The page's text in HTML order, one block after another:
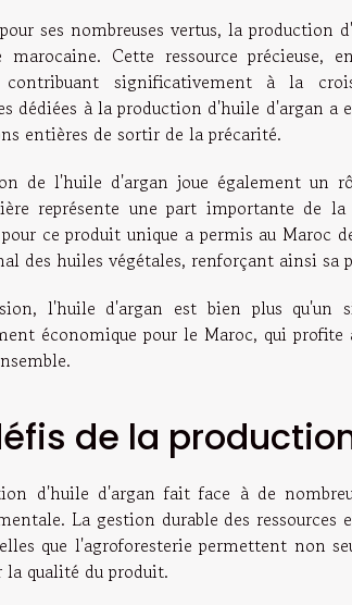
ses nombreuses vertus, la
marocaine. Cette ressource précieuse,
contribuant significativement à la
dédiées à la production d'huile d'argan
entières de sortir de la précarité.
de l'huile d'argan joue également un
représente une part importante de
ce produit unique a permis au Maroc
des huiles végétales, renforçant ainsi
l'huile d'argan est bien plus qu'un
économique pour le Maroc, qui
de la
d'huile d'argan fait face à de
La gestion durable des
que l'agroforesterie permettent non
la qualité du produit.